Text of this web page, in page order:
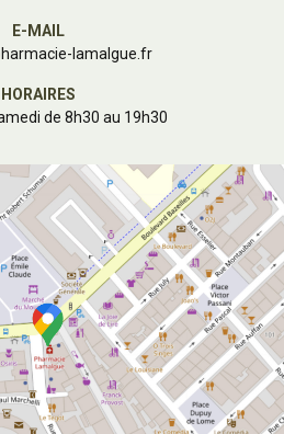
E-MAIL
lamalgue.fr
HORAIRES
de 8h30 au 19h30